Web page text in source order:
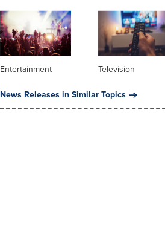
Entertainment
Television
News Releases in Similar Topics